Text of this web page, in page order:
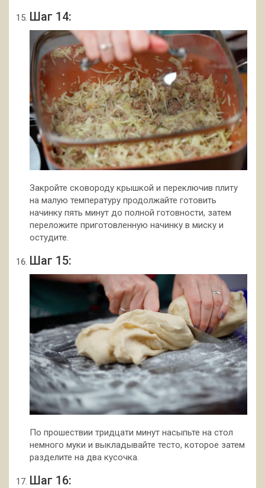
Шаг 14:
Закройте сковороду крышкой и переключив плиту
на малую температуру продолжайте готовить
начинку пять минут до полной готовности, затем
переложите приготовленную начинку в миску и
остудите.
Шаг 15:
По прошествии тридцати минут насыпьте на стол
немного муки и выкладывайте тесто, которое затем
разделите на два кусочка.
Шаг 16: